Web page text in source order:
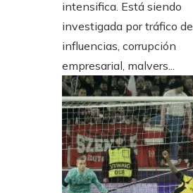
intensifica. Está siendo
investigada por tráfico de
influencias, corrupción
empresarial, malvers...